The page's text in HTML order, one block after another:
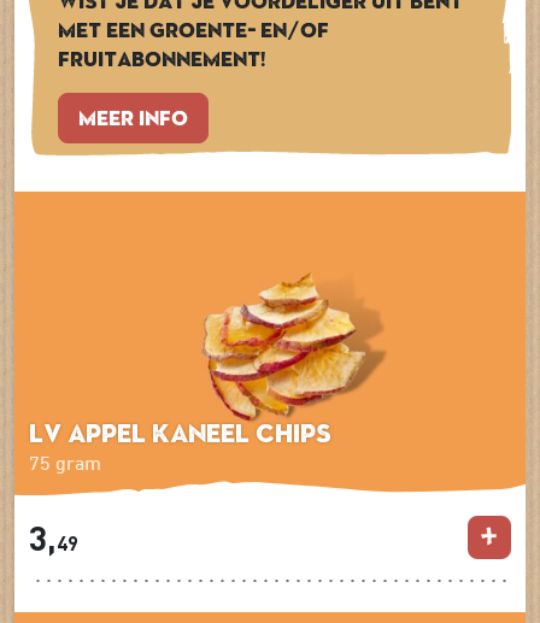
met een groente- en/of
fruitabonnement!
MEER INFO
75 gram
LV Appel kaneel chips
3,49